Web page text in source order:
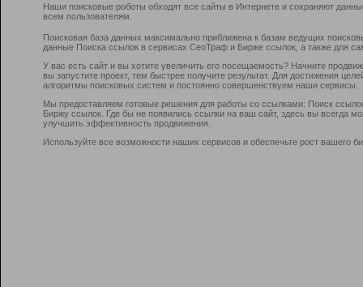
Наши поисковые роботы обходят все сайты в Интернете и сохраняют
всем пользователям.
Поисковая база данных максимально приближена к базам ведущих
данные Поиска ссылок в сервисах СеоТраф и Бирже ссылок, а также для
У вас есть сайт и вы хотите увеличить его посещаемость? Начните
вы запустите проект, тем быстрее получите результат. Для достижения
алгоритмы поисковых систем и постоянно совершенствуем наши сервисы.
Мы предоставляем готовые решения для работы со ссылками: Поиск
Биржу ссылок. Где бы не появились ссылки на ваш сайт, здесь вы всегда
улучшить эффективность продвижения.
Используйте все возможности наших сервисов и обеспечьте рост вашего